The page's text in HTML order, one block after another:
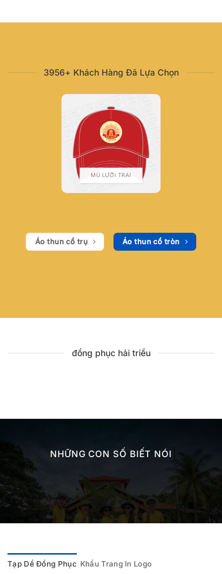
3956+ Khách Hàng Đã Lựa Chọn
MŨ LƯỠI TRAI
Áo thun cổ trụ Áo thun cổ tròn
đồng phục hải triều
NHỮNG CON SỐ BIẾT NÓI
Tạp Dề Đồng Phục Khẩu Trang In Logo